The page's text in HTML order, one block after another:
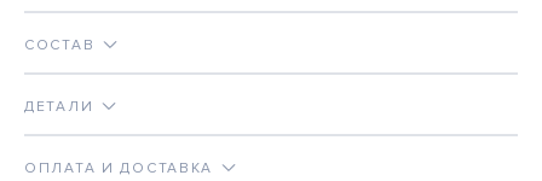
СОСТАВ
ДЕТАЛИ
ОПЛАТА И ДОСТАВКА